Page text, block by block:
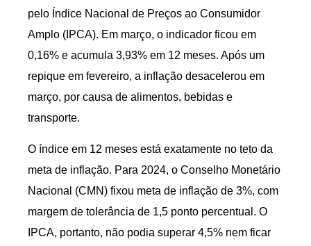
pelo Índice Nacional de Preços ao Consumidor
Amplo (IPCA). Em março, o indicador ficou em
0,16% e acumula 3,93% em 12 meses. Após um
repique em fevereiro, a inflação desacelerou em
março, por causa de alimentos, bebidas e
transporte.
O índice em 12 meses está exatamente no teto da
meta de inflação. Para 2024, o Conselho Monetário
Nacional (CMN) fixou meta de inflação de 3%, com
margem de tolerância de 1,5 ponto percentual. O
IPCA, portanto, não podia superar 4,5% nem ficar